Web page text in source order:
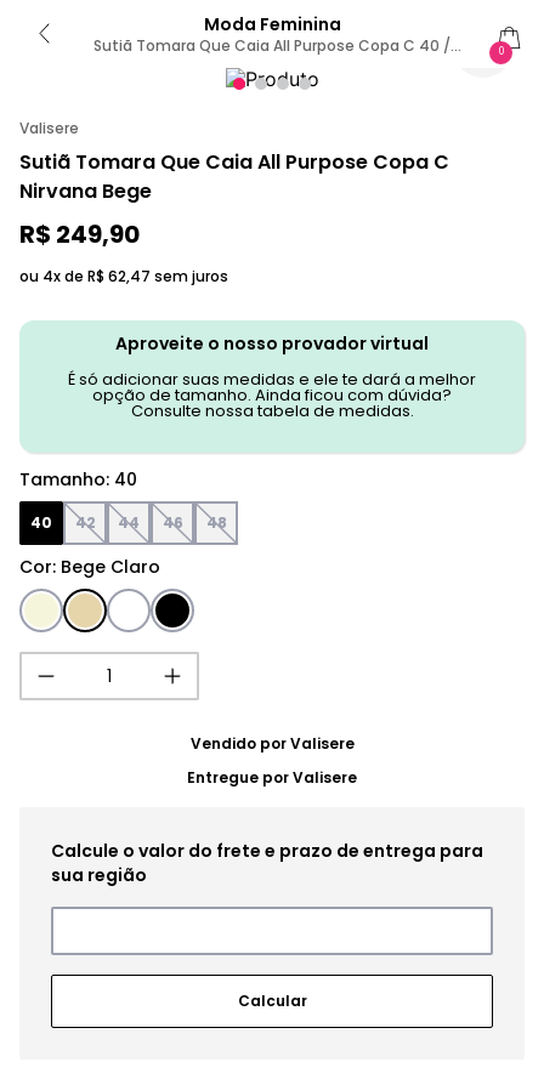
Moda Feminina
Sutiã Tomara Que Caia All Purpose Copa C 40 /
0
Valisere
Sutiã Tomara Que Caia All Purpose Copa C
Nirvana Bege
R$ 249,90
ou 4x de R$ 62,47 sem juros
Aproveite o nosso provador virtual
É só adicionar suas medidas e ele te dará a melhor
opção de tamanho. Ainda ficou com dúvida?
Consulte nossa tabela de medidas.
Cor: Bege Claro
Tamanho: 40
40 42 44 46 48
Vendido porValisere
Entregue porValisere